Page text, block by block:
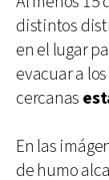
distintos
en el lugar
evacuar a
cercanas
En las
de humo